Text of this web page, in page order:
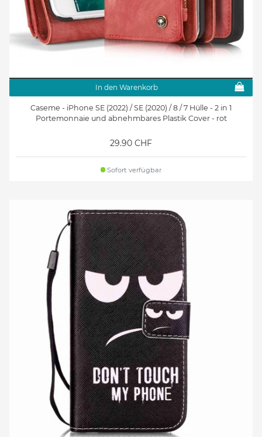
In den Warenkorb
Caseme - iPhone SE (2022) / SE (2020) / 8 / 7 Hülle - 2 in 1
Portemonnaie und abnehmbares Plastik Cover - rot
29.90 CHF
Sofort verfügbar